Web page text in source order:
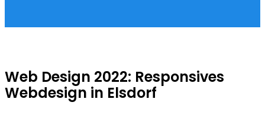
Web Design 2022: Responsives
Webdesign in Elsdorf